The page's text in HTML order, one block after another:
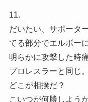
11.
だいたい、サポータ
てる部分でエルボー
明らかに攻撃した時
プロレスラーと同じ。
どこが相撲だ？
こいつが何勝しよう